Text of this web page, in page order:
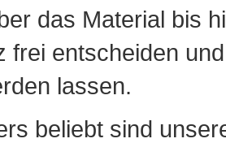
das Material bis
frei entscheiden
lassen.
beliebt sind